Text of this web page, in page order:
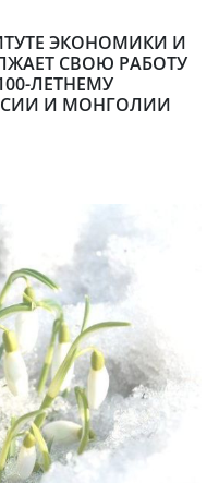
ЭКОНОМИКИ И
СВОЮ РАБОТУ
ЛЕТНЕМУ
И МОНГОЛИИ